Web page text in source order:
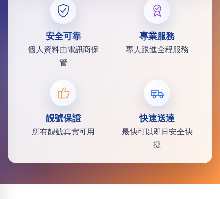
安全可靠
個人資料由電訊商保
管
專業服務
專人跟進全程服務
靚號保證
所有靚號真實可用
快速送達
最快可以即日安全快
捷